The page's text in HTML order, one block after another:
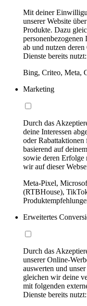
Mit deiner
unserer Website
Produkte. Dazu
ab und nutzen
Dienste bereits nutzt:
Bing, Criteo, Meta,
Marketing
Durch das
deine Interessen
oder Rabattaktionen
basierend auf
sowie deren Erfolge
wir auf dieser
Meta-Pixel,
(RTBHouse),
Erweitertes
Durch das
unserer Online-
auswerten und
gleichen wir deine
mit folgenden
Dienste bereits nutzt: